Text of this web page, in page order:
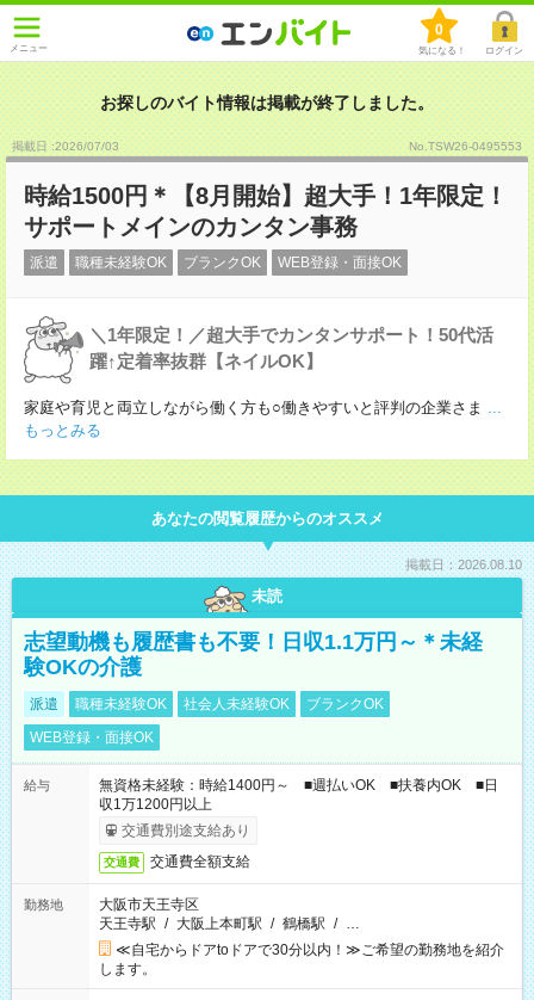
メニュー
0
気になる！ ログイン
お探しのバイト情報は掲載が終了しました。
掲載日 :2026/07/03 No.TSW26-0495553
時給1500円＊【8月開始】超大手！1年限定！
サポートメインのカンタン事務
派遣 職種未経験OK ブランクOK WEB登録・面接OK
＼1年限定！／超大手でカンタンサポート！50代活
躍↑定着率抜群【ネイルOK】
家庭や育児と両立しながら働く方も○働きやすいと評判の企業さま ...
もっとみる
あなたの閲覧履歴からのオススメ
掲載日：2026.08.10
未読
志望動機も履歴書も不要！日収1.1万円～＊未経
験OKの介護
派遣 職種未経験OK 社会人未経験OK
ブランクOK
WEB登録・面接OK
給与
無資格未経験：時給1400円～ ■週払いOK ■扶養内OK ■日
収1万1200円以上
交通費別途支給あり
交通費 交通費全額支給
勤務地
大阪市天王寺区
天王寺駅 / 大阪上本町駅 / 鶴橋駅 / …
≪自宅からドアtoドアで30分以内！≫ご希望の勤務地を紹介
します。